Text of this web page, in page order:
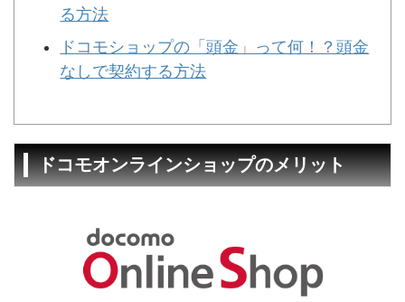
る方法
ドコモショップの「頭金」って何！？頭金
なしで契約する方法
ドコモオンラインショップのメリット